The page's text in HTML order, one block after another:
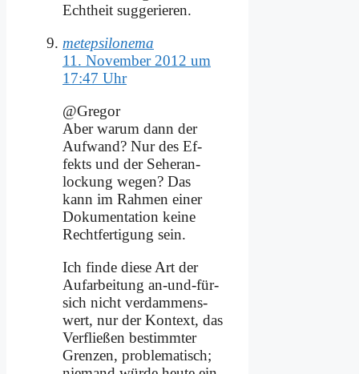
Echt­heit sug­ge­rie­ren.
metepsilonema
11. November 2012 um
17:47 Uhr
@Gregor
Aber war­um dann der
Auf­wand? Nur des Ef­
fekts und der Se­heran­
lockung we­gen? Das
kann im Rah­men ei­ner
Do­ku­men­ta­ti­on kei­ne
Recht­fer­ti­gung sein.
Ich fin­de die­se Art der
Auf­ar­bei­tung an-und-für-
sich nicht ver­dam­mens­
wert, nur der Kon­text, das
Ver­flie­ßen be­stimm­ter
Gren­zen, pro­ble­ma­tisch;